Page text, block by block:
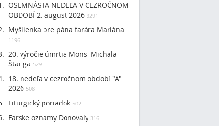
OSEMNÁSTA NEDEĽA V CEZROČNOM
OBDOBÍ 2. august 2026 3291
Myšlienka pre pána farára Mariána
1196
20. výročie úmrtia Mons. Michala
Štanga 529
18. nedeľa v cezročnom období "A"
2026 508
Liturgický poriadok 502
Farske oznamy Donovaly 316